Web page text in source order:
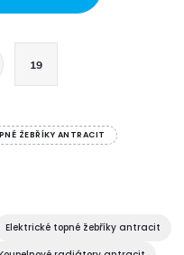
19
ŽEBŘÍKY ANTRACIT
Elektrické topné žebříky antracit